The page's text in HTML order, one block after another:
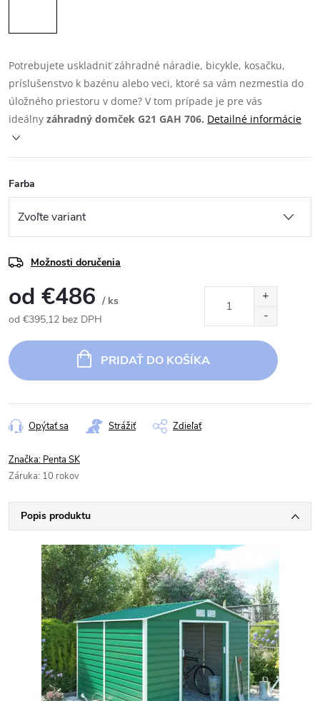
Potrebujete uskladniť záhradné náradie, bicykle, kosačku,
príslušenstvo k bazénu alebo veci, ktoré sa vám nezmestia do
úložného priestoru v dome? V tom prípade je pre vás
ideálny záhradný domček G21 GAH 706. Detailné informácie
Farba
Možnosti doručenia
od €486 / ks
od €395,12 bez DPH
cena:
PRIDAŤ DO KOŠÍKA
Opýtať sa Strážiť Zdieľať
Značka: Penta SK
Záruka: 10 rokov
Popis produktu